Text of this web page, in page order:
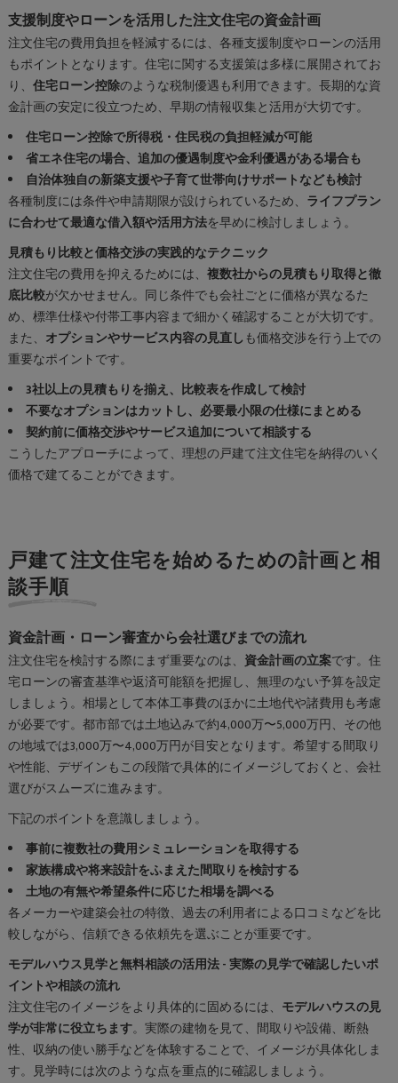
支援制度やローンを活用した注文住宅の資金計画
注文住宅の費用負担を軽減するには、各種支援制度やローンの活用
もポイントとなります。住宅に関する支援策は多様に展開されてお
り、 住宅ローン控除のような税制優遇も利用できます。長期的な資
金計画の安定に役立つため、早期の情報収集と活用が大切です。
住宅ローン控除で所得税・住民税の負担軽減が可能
省エネ住宅の場合、追加の優遇制度や金利優遇がある場合も
自治体独自の新築支援や子育て世帯向けサポートなども検討
各種制度には条件や申請期限が設けられているため、 ライフプラン
に合わせて最適な借入額や活用方法を早めに検討しましょう。
見積もり比較と価格交渉の実践的なテクニック
注文住宅の費用を抑えるためには、 複数社からの見積もり取得と徹
底比較が欠かせません。同じ条件でも会社ごとに価格が異なるた
め、標準仕様や付帯工事内容まで細かく確認することが大切です。
また、 オプションやサービス内容の見直しも価格交渉を行う上での
重要なポイントです。
3社以上の見積もりを揃え、比較表を作成して検討
不要なオプションはカットし、必要最小限の仕様にまとめる
契約前に価格交渉やサービス追加について相談する
こうしたアプローチによって、理想の戸建て注文住宅を納得のいく
価格で建てることができます。
戸建て注文住宅を始めるための計画と相
談手順
資金計画・ローン審査から会社選びまでの流れ
注文住宅を検討する際にまず重要なのは、 資金計画の立案です。住
宅ローンの審査基準や返済可能額を把握し、無理のない予算を設定
しましょう。相場として本体工事費のほかに土地代や諸費用も考慮
が必要です。都市部では土地込みで約4,000万〜5,000万円、その他
の地域では3,000万〜4,000万円が目安となります。希望する間取り
や性能、デザインもこの段階で具体的にイメージしておくと、会社
選びがスムーズに進みます。
下記のポイントを意識しましょう。
事前に複数社の費用シミュレーションを取得する
家族構成や将来設計をふまえた間取りを検討する
土地の有無や希望条件に応じた相場を調べる
各メーカーや建築会社の特徴、過去の利用者による口コミなどを比
較しながら、信頼できる依頼先を選ぶことが重要です。
モデルハウス見学と無料相談の活用法 - 実際の見学で確認したいポ
イントや相談の流れ
注文住宅のイメージをより具体的に固めるには、 モデルハウスの見
学が非常に役立ちます。実際の建物を見て、間取りや設備、断熱
性、収納の使い勝手などを体験することで、イメージが具体化しま
す。見学時には次のような点を重点的に確認しましょう。